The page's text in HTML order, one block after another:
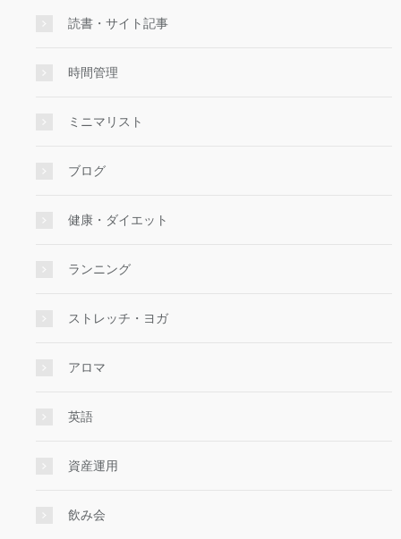
読書・サイト記事
時間管理
ミニマリスト
ブログ
健康・ダイエット
ランニング
ストレッチ・ヨガ
アロマ
英語
資産運用
飲み会